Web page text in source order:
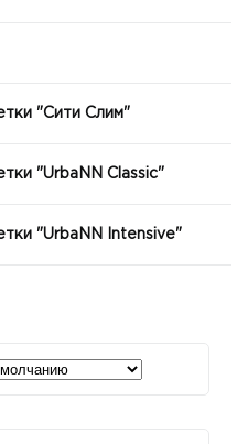
"Сити Слим"
"UrbaNN Classic"
"UrbaNN Intensive"